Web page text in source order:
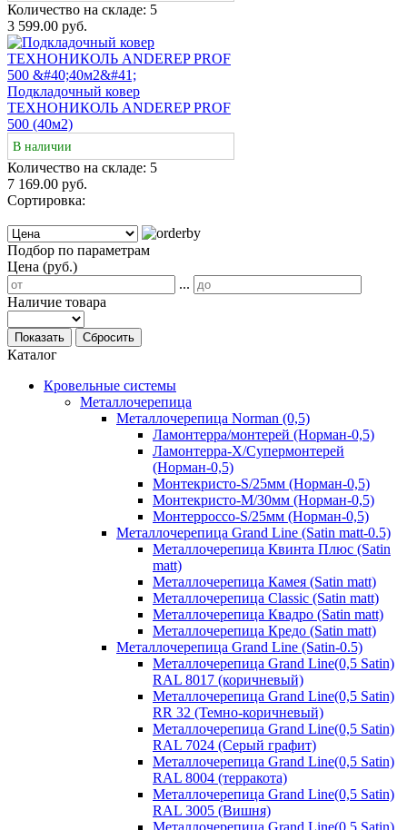
Количество на складе: 5
3 599.00 руб.
Подкладочный ковер
ТЕХНОНИКОЛЬ ANDEREP PROF
500 (40м2)
В наличии
Количество на складе: 5
7 169.00 руб.
Сортировка:
Подбор по параметрам
Цена (руб.)
...
Наличие товара
Показать Сбросить
Каталог
Кровельные системы
Металлочерепица
Металлочерепица Norman (0,5)
Ламонтерра/монтерей (Норман-0,5)
Ламонтерра-Х/Супермонтерей
(Норман-0,5)
Монтекристо-S/25мм (Норман-0,5)
Монтекристо-M/30мм (Норман-0,5)
Монтерроссо-S/25мм (Норман-0,5)
Металлочерепица Grand Line (Satin matt-0.5)
Металлочерепица Квинта Плюс (Satin
matt)
Металлочерепица Камея (Satin matt)
Металлочерепица Classic (Satin matt)
Металлочерепица Квадро (Satin matt)
Металлочерепица Кредо (Satin matt)
Металлочерепица Grand Line (Satin-0.5)
Металлочерепица Grand Line(0,5 Satin)
RAL 8017 (коричневый)
Металлочерепица Grand Line(0,5 Satin)
RR 32 (Темно-коричневый)
Металлочерепица Grand Line(0,5 Satin)
RAL 7024 (Серый графит)
Металлочерепица Grand Line(0,5 Satin)
RAL 8004 (терракота)
Металлочерепица Grand Line(0,5 Satin)
RAL 3005 (Вишня)
Металлочерепица Grand Line(0,5 Satin)